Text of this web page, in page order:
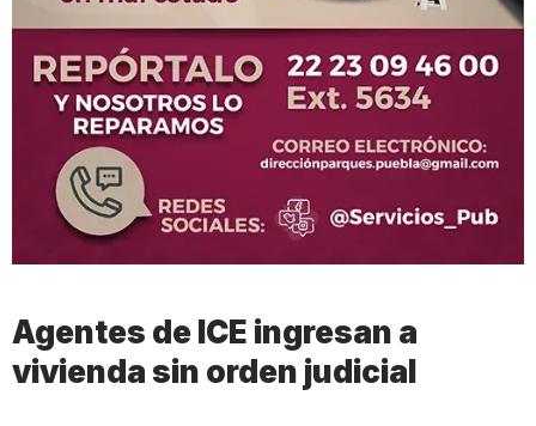
Agentes de ICE ingresan a
vivienda sin orden judicial